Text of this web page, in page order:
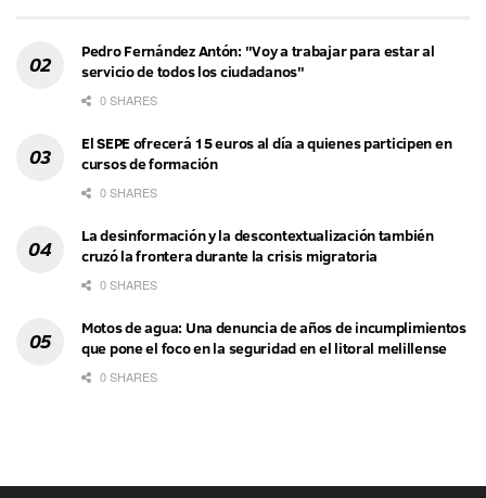
Pedro Fernández Antón: "Voy a trabajar para estar al
servicio de todos los ciudadanos"
0 SHARES
El SEPE ofrecerá 15 euros al día a quienes participen en
cursos de formación
0 SHARES
La desinformación y la descontextualización también
cruzó la frontera durante la crisis migratoria
0 SHARES
Motos de agua: Una denuncia de años de incumplimientos
que pone el foco en la seguridad en el litoral melillense
0 SHARES